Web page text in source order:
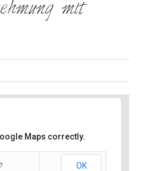
mit
Maps correctly.
OK